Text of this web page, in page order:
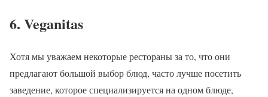
6. Veganitas
Хотя мы уважаем некоторые рестораны за то, что они
предлагают большой выбор блюд, часто лучше посетить
заведение, которое специализируется на одном блюде,